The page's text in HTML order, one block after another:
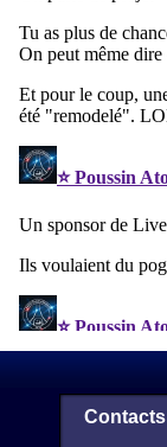
Contacts